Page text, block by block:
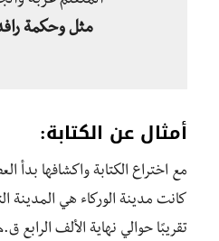
مثل وحكمة
أمثال عن الكتابة:
مع اختراع الكتابة واكشافها بدأ
كانت مدينة الوركاء هي المدينة